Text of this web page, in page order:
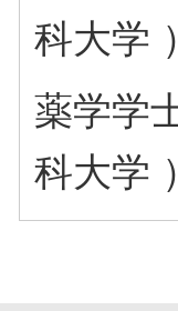
科大学
薬学学
科大学